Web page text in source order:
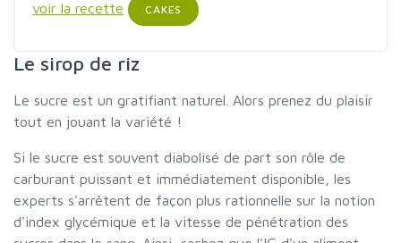
voir la recette CAKES
Le sirop de riz
Le sucre est un gratifiant naturel. Alors prenez du plaisir
tout en jouant la variété !
Si le sucre est souvent diabolisé de part son rôle de
carburant puissant et immédiatement disponible, les
experts s'arrêtent de façon plus rationnelle sur la notion
d'index glycémique et la vitesse de pénétration des